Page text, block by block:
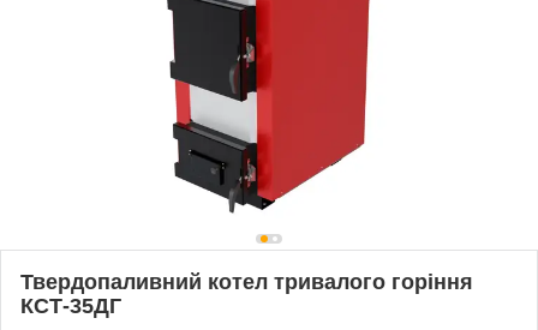
Твердопаливний котел тривалого горіння
КСТ-35ДГ